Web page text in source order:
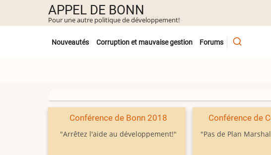
contenu
APPEL DE BONN
Pour une autre politique de développement!
Untermenü
Nouveautés Corruption et mauvaise gestion Forums
Conférence de Bonn 2018
"Arrêtez l'aide au développement!"
Conférence de
"Pas de Plan